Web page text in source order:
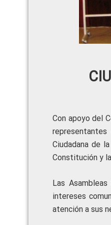
Con apoyo del
Ciudadana de
Constitución y
Las
intereses
atención a sus